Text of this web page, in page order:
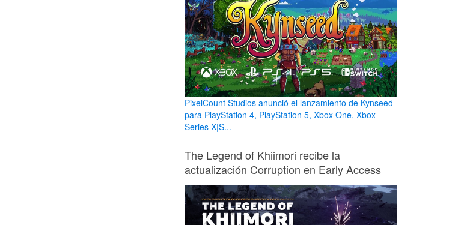
PixelCount Studios anunció el lanzamiento de Kynseed
para PlayStation 4, PlayStation 5, Xbox One, Xbox
Series X|S...
The Legend of Khiimori recibe la
actualización Corruption en Early Access